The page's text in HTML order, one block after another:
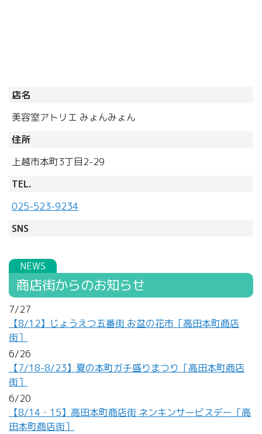
店名
美容室アトリエ みょんみょん
住所
上越市本町3丁目2-29
TEL.
025-523-9234
SNS
商店街からのお知らせ
7/27
【8/12】じょうえつ五番街 お盆の花市［高田本町商店
街］
6/26
【7/18-8/23】夏の本町ガチ盛りまつり［高田本町商店
街］
6/20
【8/14・15】高田本町商店街 ネンキンサービスデー［高
田本町商店街］